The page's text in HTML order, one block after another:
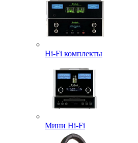
Hi-Fi комплекты
Мини Hi-Fi